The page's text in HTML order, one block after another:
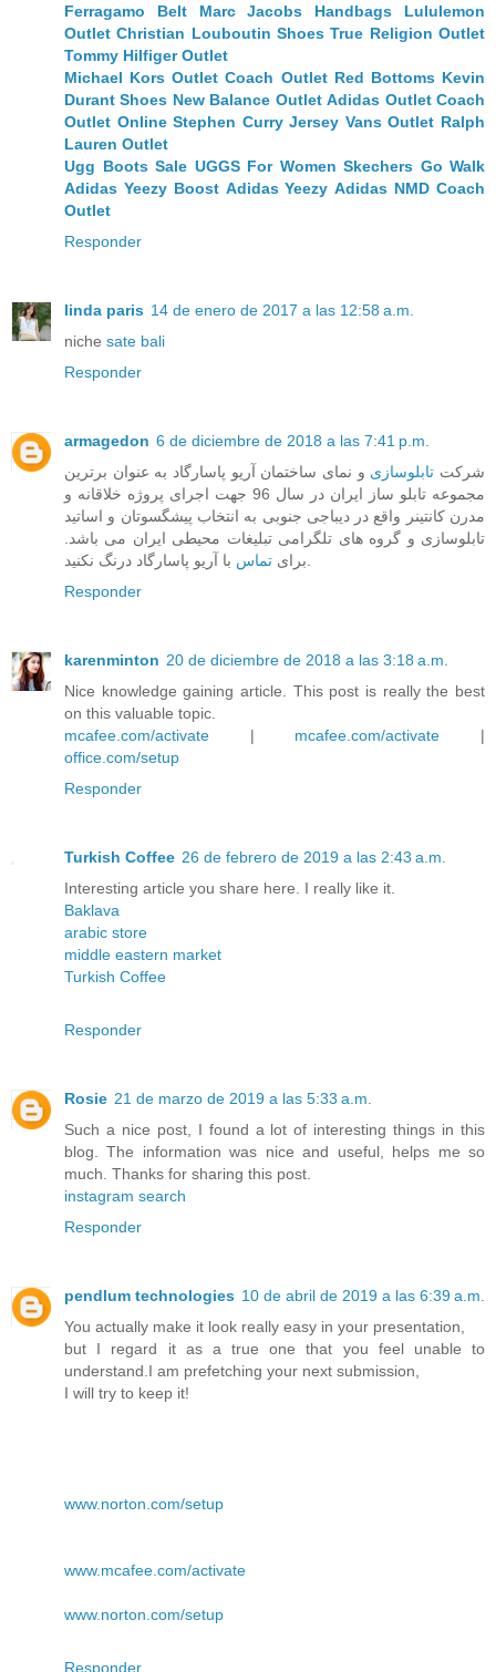
Ferragamo Belt
Marc Jacobs Handbags
Lululemon
Outlet Christian Louboutin Shoes True Religion Outlet
Tommy Hilfiger Outlet
Michael Kors Outlet Coach Outlet Red Bottoms Kevin
Durant Shoes New Balance Outlet Adidas Outlet Coach
Outlet Online Stephen Curry Jersey Vans Outlet Ralph
Lauren Outlet
Ugg Boots Sale UGGS For Women Skechers Go Walk
Adidas Yeezy Boost Adidas Yeezy Adidas NMD Coach
Outlet
Responder
linda paris 14 de enero de 2017 a las 12:58 a.m.
niche sate bali
Responder
armagedon 6 de diciembre de 2018 a las 7:41 p.m.
شرکت تابلوسازی و نمای ساختمان آریو پاسارگاد به عنوان برترین
مجموعه تابلو ساز ایران در سال 96 جهت اجرای پروژه خلاقانه و
مدرن کانتینر واقع در دیباجی جنوبی به انتخاب پیشگسوتان و اساتید
تابلوسازی و گروه های تلگرامی تبلیغات محیطی ایران می باشد.
برای تماس
Responder
karenminton 20 de diciembre de 2018 a las 3:18 a.m.
Nice knowledge gaining article. This post is really the best
on this valuable topic.
mcafee.com/activate | mcafee.com/activate |
office.com/setup
Responder
Turkish Coffee 26 de febrero de 2019 a las 2:43 a.m.
Interesting article you share here. I really like it.
Baklava
arabic store
middle eastern market
Turkish Coffee
Responder
Rosie 21 de marzo de 2019 a las 5:33 a.m.
Such a nice post, I found a lot of interesting things in this
blog. The information was nice and useful, helps me so
much. Thanks for sharing this post.
instagram search
Responder
pendlum technologies 10 de abril de 2019 a las 6:39 a.m.
You actually make it look really easy in your presentation,
but I regard it as a true one that you feel unable to
understand.I am prefetching your next submission,
I will try to keep it!
www.norton.com/setup
www.mcafee.com/activate
www.norton.com/setup
Responder